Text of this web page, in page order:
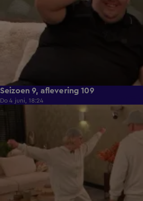
Seizoen 9, aflevering 109
Do 4 juni, 18:24